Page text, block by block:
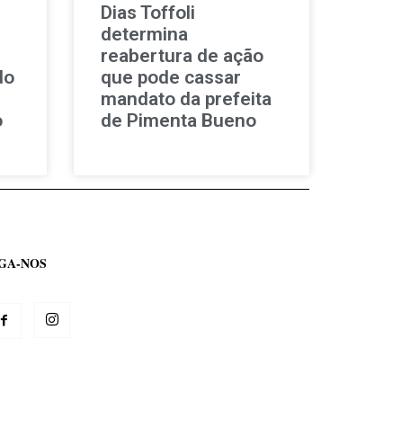
Dias Toffoli
determina
reabertura de ação
que pode cassar
mandato da prefeita
de Pimenta Bueno
NOS